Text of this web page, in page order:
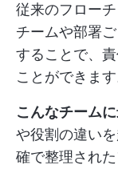
従来のフロー
チームや部署
することで、
ことができます
こんなチーム
や役割の違い
確で整理され